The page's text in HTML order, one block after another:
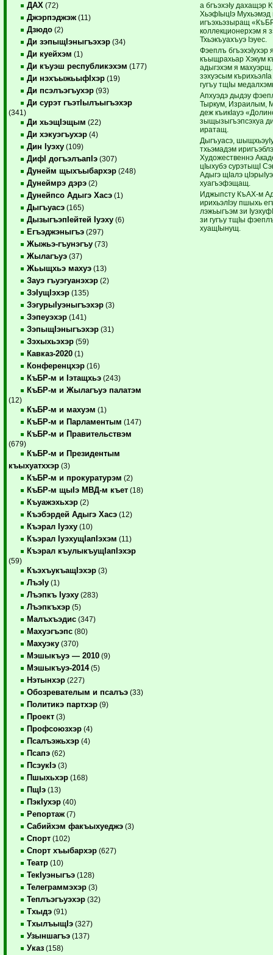
ДАХ (72)
Джэрпэджэж (11)
Дзюдо (2)
Ди зэпыщIэныгъэхэр (34)
Ди куейхэм (1)
Ди къуэш республикэхэм (177)
Ди нэхъыжьыфIхэр (19)
Ди псэлъэгъухэр (93)
Ди сурэт гъэтIылъыгъэхэр
(341)
Ди хьэщIэщым (22)
Ди хэкуэгъухэр (4)
Дин Iуэху (109)
ДифI догъэлъапIэ (307)
Дунейм щыхъыбархэр (248)
Дунеймрэ дэрэ (2)
Дунейпсо Адыгэ Хасэ (1)
Дыгъуасэ (165)
ДызыгъэпIейтей Iуэху (6)
Егъэджэныгъэ (297)
Жыжьэ-гъунэгъу (73)
Жылагъуэ (37)
Жьыщхьэ махуэ (13)
Зауэ гъуэгуанэхэр (2)
ЗэIущIэхэр (135)
ЗэгурыIуэныгъэхэр (3)
Зэпеуэхэр (141)
ЗэпыщIэныгъэхэр (31)
Зэхыхьэхэр (59)
Кавказ-2020 (1)
Конференцхэр (16)
КъБР-м и Iэтащхьэ (243)
КъБР-м и Жылагъуэ палатэм
(12)
КъБР-м и махуэм (1)
КъБР-м и Парламентым (147)
КъБР-м и Правительствэм
(679)
КъБР-м и Президентым
къыхуатххэр (3)
КъБР-м и прокуратурэм (2)
КъБР-м щыIэ МВД-м къет (18)
Къуажэхьхэр (2)
Къэбэрдей Адыгэ Хасэ (12)
Къэрал Iуэху (10)
Къэрал IуэхущIапIэхэм (11)
Къэрал къулыкъущIапIэхэр
(59)
КъэхъукъащIэхэр (3)
ЛъэIу (1)
Лъэпкъ Iуэху (283)
Лъэпкъхэр (5)
Малъхъэдис (347)
Махуэгъэпс (80)
Махуэку (370)
Мэшыкъуэ — 2010 (9)
Мэшыкъуэ-2014(5)
Нэтынхэр (227)
Обозревателым и псалъэ (33)
Политикэ партхэр (9)
Проект (3)
Профсоюзхэр (4)
Псалъэжьхэр (4)
Псапэ (62)
ПсэукIэ (3)
Пшыхьхэр (168)
ПщIэ (13)
ПэкIухэр (40)
Репортаж (7)
Сабийхэм факъыхуеджэ (3)
Спорт (102)
Спорт хъыбархэр (627)
Театр (10)
ТекIуэныгъэ (128)
Телеграммэхэр (3)
Теплъэгъуэхэр (32)
Тхыдэ (91)
ТхылъыщIэ (327)
Узыншагъэ (137)
Указ (158)
а бгъэхэIу дахащэр
ХьэфIыцIэ Мухьэмэд
игъэхьэзыращ
коллекционерхэм я
Тхьэкъуахъуэ Iэуес.
Фэеплъ бгъэхэIухэр
къыщрахьар Хэкум
адыгэхэм я
зэхуэсым
гугъу тщIы
Апхуэдэ дыдэу
Тыркум, Израилым,
деж къикIауэ
зыщызыгъэпсэхуа
иратащ.
Дыгъуасэ,
тхьэмадэм
Художественнэ
цIыхубэ сурэтыщI
Адыгэ щIалэ
хуагъэфэщащ.
Иджыпсту КъАХ-м
ирихьэлIэу пшыхь
лэжьыгъэм зи
зи гугъу тщIы
хуащIынущ.